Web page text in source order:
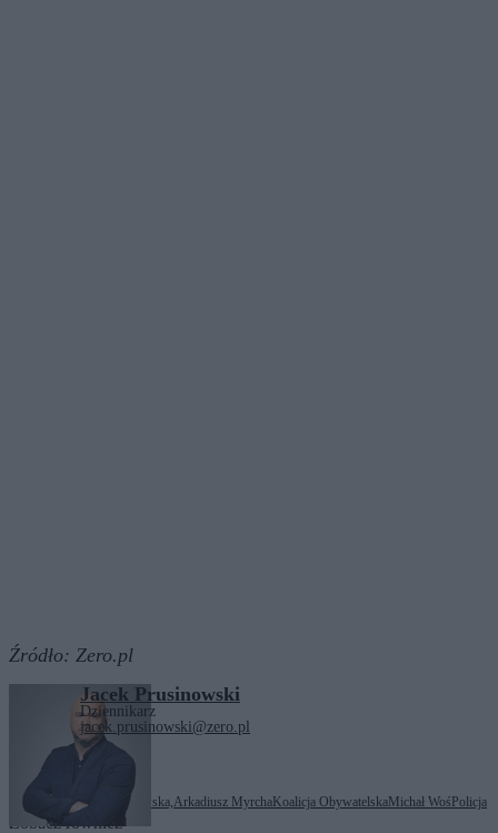
Źródło: Zero.pl
Jacek Prusinowski
Dziennikarz
jacek.prusinowski@zero.pl
Tagi: Anna Maria Żukowska,Arkadiusz MyrchaKoalicja ObywatelskaMichał WośPolicja
Zobacz również